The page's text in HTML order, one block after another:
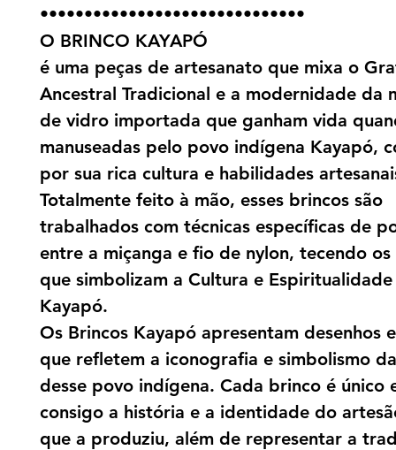
••••••••••••••••••••••••••••••
O BRINCO KAYAPÓ
é uma peças de artesanato que mixa o
Ancestral Tradicional e a modernidade da
de vidro importada que ganham vida
manuseadas pelo povo indígena Kayapó,
por sua rica cultura e habilidades
Totalmente feito à mão, esses brincos são
trabalhados com técnicas específicas de
entre a miçanga e fio de nylon, tecendo os
que simbolizam a Cultura e
Kayapó.
Os Brincos Kayapó apresentam desenhos
que refletem a iconografia e simbolismo
desse povo indígena. Cada brinco é único
consigo a história e a identidade do
que a produziu, além de representar a